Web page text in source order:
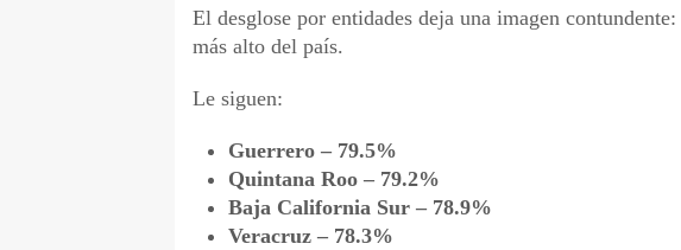
El desglose por entidades deja una imagen contundente:
más alto del país.
Le siguen:
Guerrero – 79.5%
Quintana Roo – 79.2%
Baja California Sur – 78.9%
Veracruz – 78.3%